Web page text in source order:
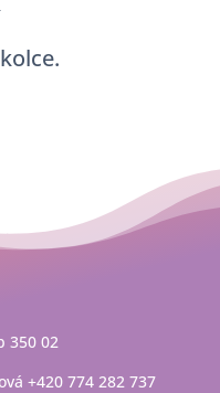
350 02
+420 774 282 737